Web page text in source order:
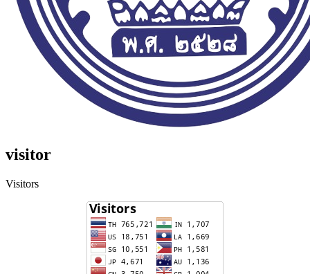
visitor
Visitors